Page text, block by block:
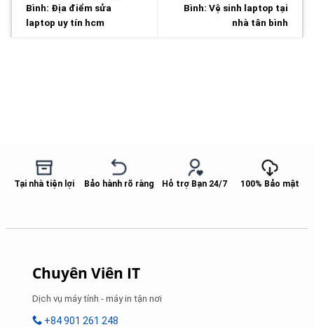
Bình: Địa điểm sửa
laptop uy tín hcm
Bình: Vệ sinh laptop tại
nhà tân bình
Tại nhà tiện lợi Bảo hành rõ ràng Hỗ trợ Bạn 24/7 100% Bảo mật
Chuyên Viên IT
Dịch vụ máy tính - máy in tận nơi
+84 901 261 248